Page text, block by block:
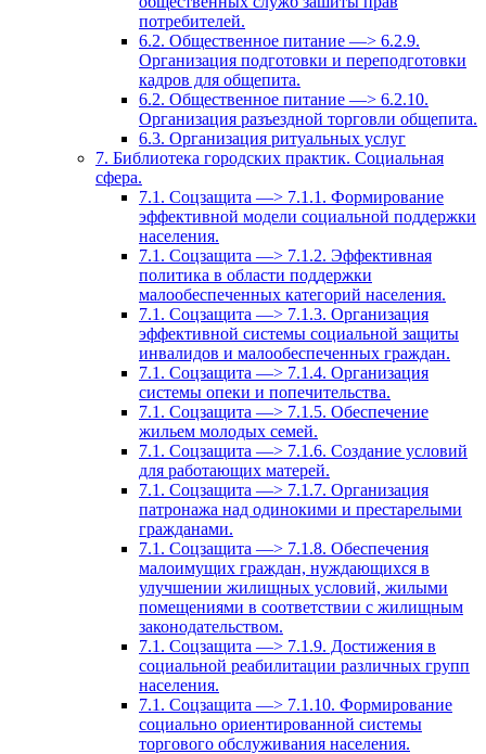
потребителей.
6.2. Общественное питание —> 6.2.9.
Организация подготовки и переподготовки
кадров для общепита.
6.2. Общественное питание —> 6.2.10.
Организация разъездной торговли общепита.
6.3. Организация ритуальных услуг
7. Библиотека городских практик. Социальная
сфера.
7.1. Соцзащита —> 7.1.1. Формирование
эффективной модели социальной поддержки
населения.
7.1. Соцзащита —> 7.1.2. Эффективная
политика в области поддержки
малообеспеченных категорий населения.
7.1. Соцзащита —> 7.1.3. Организация
эффективной системы социальной защиты
инвалидов и малообеспеченных граждан.
7.1. Соцзащита —> 7.1.4. Организация
системы опеки и попечительства.
7.1. Соцзащита —> 7.1.5. Обеспечение
жильем молодых семей.
7.1. Соцзащита —> 7.1.6. Создание условий
для работающих матерей.
7.1. Соцзащита —> 7.1.7. Организация
патронажа над одинокими и престарелыми
гражданами.
7.1. Соцзащита —> 7.1.8. Обеспечения
малоимущих граждан, нуждающихся в
улучшении жилищных условий, жилыми
помещениями в соответствии с жилищным
законодательством.
7.1. Соцзащита —> 7.1.9. Достижения в
социальной реабилитации различных групп
населения.
7.1. Соцзащита —> 7.1.10. Формирование
социально ориентированной системы
торгового обслуживания населения.